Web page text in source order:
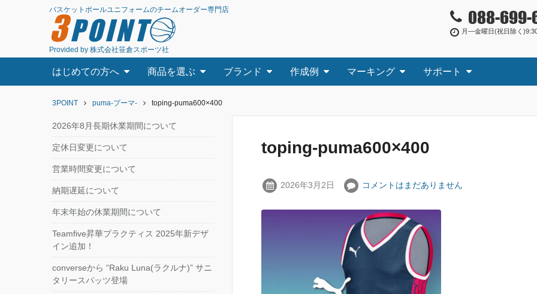
バスケットボールユニフォームのチームオーダー専門店
3POINT
Provided by 株式会社笹倉スポーツ社
088-699-
月―金曜日(祝日除く
はじめての方へ 商品を選ぶ ブランド 作成例 マーキング サポート
3POINT puma-プーマ- toping-puma600×400
toping-puma600×400
2026年3月2日 コメントはまだありません
2026年8月長期休業期間について
定休日変更について
営業時間変更について
納期遅延について
年末年始の休業期間について
Teamfive昇華プラクティス 2025年新デザ
イン追加！
converseから “Raku Luna(ラクルナ)” サニ
タリースパッツ登場